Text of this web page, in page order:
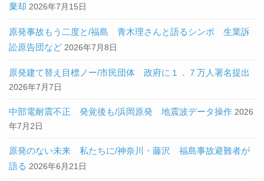
棄却 2026年7月15日
原発事故もう二度と/福島 青木理さんと語るシンポ 生業訴
訟原告団など 2026年7月8日
原発建て替え目標ノー/市民団体 政府に１．７万人署名提出
2026年7月7日
中部電耐震不正 発覚後も/浜岡原発 地震波データ操作 2026
年7月2日
原発のない未来 私たちに/神奈川・藤沢 福島事故避難者が
語る 2026年6月21日